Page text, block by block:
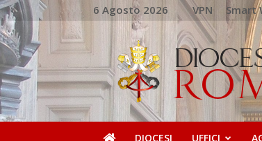
6 Agosto 2026 VPN Smart
DIOCESI
DI
ROMA
DIOCESI UFFICI